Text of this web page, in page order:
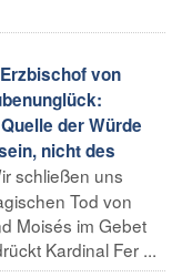
von
der Würde
nicht des
schließen uns
Tod von
Moisés im Gebet
Kardinal Fer ...